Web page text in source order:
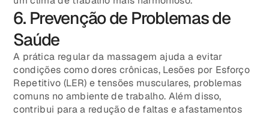
6. Prevenção de Problemas de
Saúde
A prática regular da massagem ajuda a evitar
condições como dores crônicas, Lesões por Esforço
Repetitivo (LER) e tensões musculares, problemas
comuns no ambiente de trabalho. Além disso,
contribui para a redução de faltas e afastamentos